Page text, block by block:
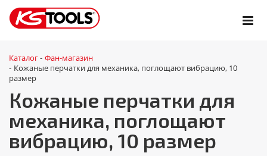
Каталог - Фан-магазин
- Кожаные перчатки для механика, поглощают вибрацию, 10
размер
Кожаные перчатки для
механика, поглощают
вибрацию, 10 размер